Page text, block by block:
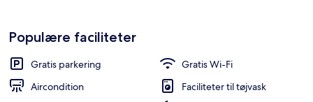
Populære faciliteter
Gratis parkering
Gratis Wi-Fi
Aircondition
Faciliteter til tøjvask